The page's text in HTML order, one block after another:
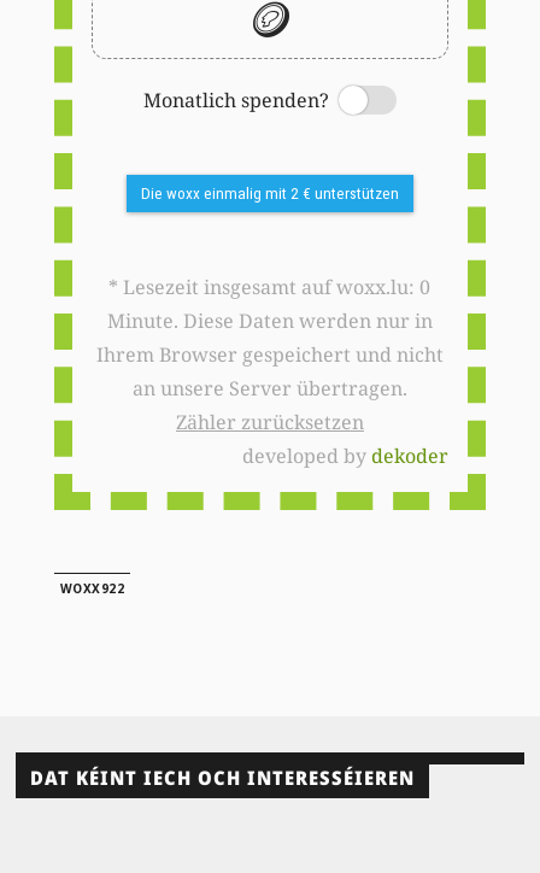
🪙
Monatlich spenden?
Switch
Die woxx einmalig mit 2 € unterstützen
* Lesezeit insgesamt auf woxx.lu: 0
Minute. Diese Daten werden nur in
Ihrem Browser gespeichert und nicht
an unsere Server übertragen.
Zähler zurücksetzen
developed bydekoder
WOXX922
DAT KÉINT IECH OCH INTERESSÉIEREN